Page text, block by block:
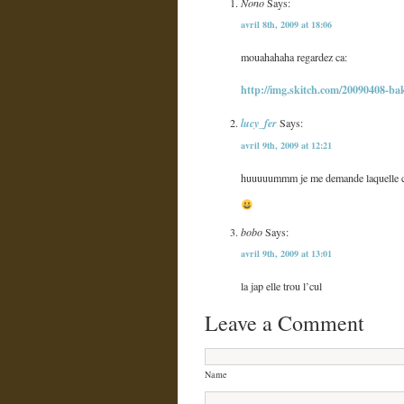
avril 8th, 2009 at 18:06
mouahahaha regardez ca:
http://img.skitch.com/20090408-
lucy_ferSays:
avril 9th, 2009 at 12:21
huuuuummm je me demande
boboSays:
avril 9th, 2009 at 13:01
la jap elle trou l’cul
Leave a Comment
Name